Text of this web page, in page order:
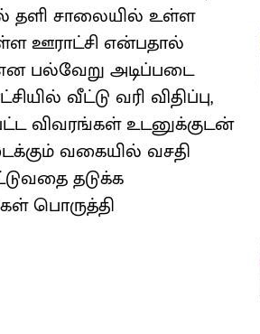
சாலையில் உள்ள
ஊராட்சி என்பதால்
என பல்வேறு அடிப்படை
வீட்டு வரி விதிப்பு,
விவரங்கள் உடனுக்குடன்
வகையில் வசதி
தடுக்க
பொருத்தி